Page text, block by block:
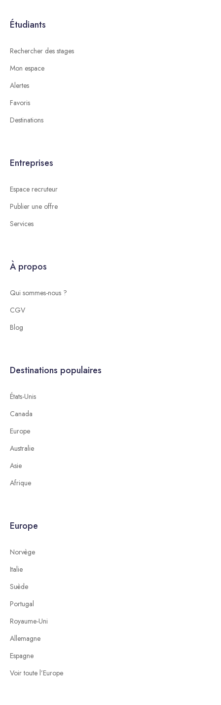
Étudiants
Rechercher des stages
Mon espace
Alertes
Favoris
Destinations
Entreprises
Espace recruteur
Publier une offre
Services
À propos
Qui sommes-nous ?
CGV
Blog
Destinations populaires
États-Unis
Canada
Europe
Australie
Asie
Afrique
Europe
Norvège
Italie
Suède
Portugal
Royaume-Uni
Allemagne
Espagne
Voir toute l’Europe